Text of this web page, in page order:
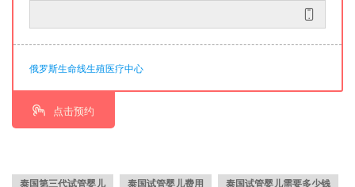
俄罗斯生命线生殖医疗中心
点击预约
泰国第三代试管婴儿 泰国试管婴儿费用
泰国试管婴儿需要多少钱